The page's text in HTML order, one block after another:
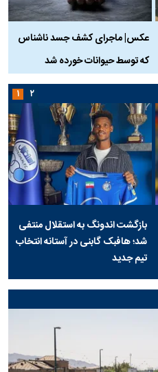
عکس| ماجرای کشف جسد ناشناس
که توسط حیوانات خورده شد
بازگشت اندونگ به استقلال منتفی
شد؛ هافبک گابنی در آستانه انتخاب
تیم جدید
۱ ۲